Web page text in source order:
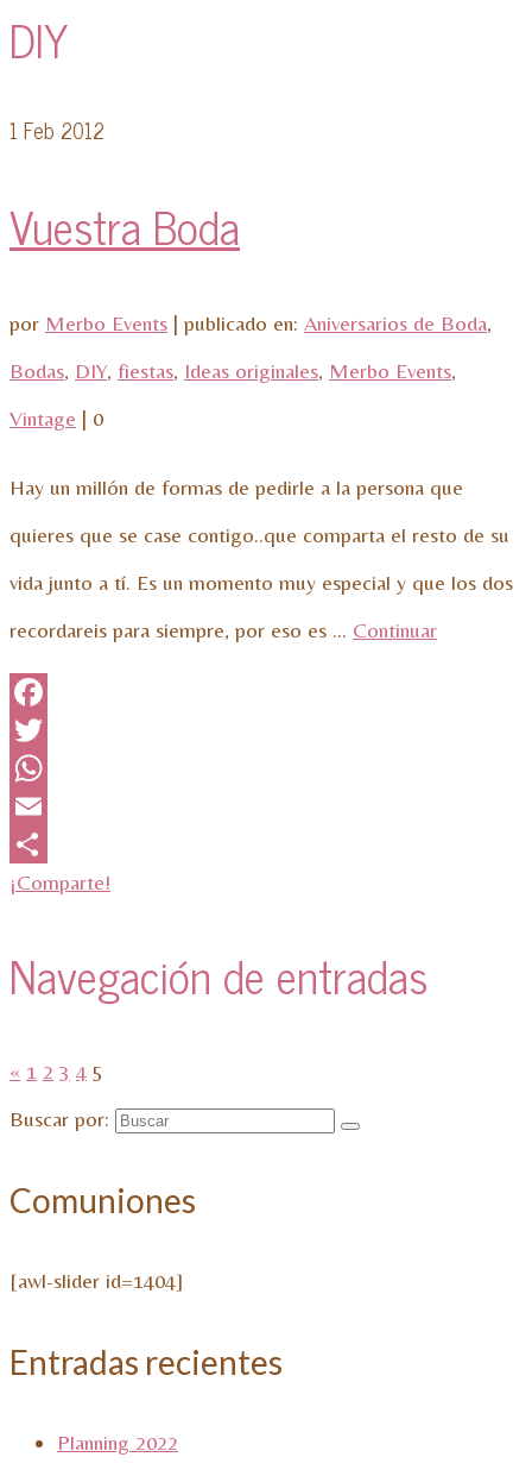
DIY
1 Feb 2012
Vuestra Boda
por Merbo Events | publicado en: Aniversarios de Boda,
Bodas, DIY, fiestas, Ideas originales, Merbo Events,
Vintage | 0
Hay un millón de formas de pedirle a la persona que
quieres que se case contigo..que comparta el resto de su
vida junto a tí. Es un momento muy especial y que los dos
recordareis para siempre, por eso es … Continuar
Facebook
Twitter
WhatsApp
Email
¡Comparte!
Navegación de entradas
« 1 2 3 4 5
Buscar por:
Comuniones
[awl-slider id=1404]
Entradas recientes
Planning 2022